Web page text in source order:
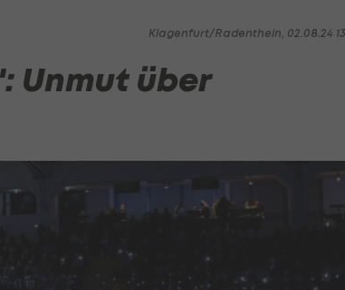
Klagenfurt/Radenthein, 02.08.24
Unmut über